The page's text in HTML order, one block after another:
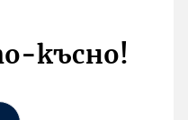
късно!